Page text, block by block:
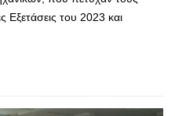
Εξετάσεις του 2023 και